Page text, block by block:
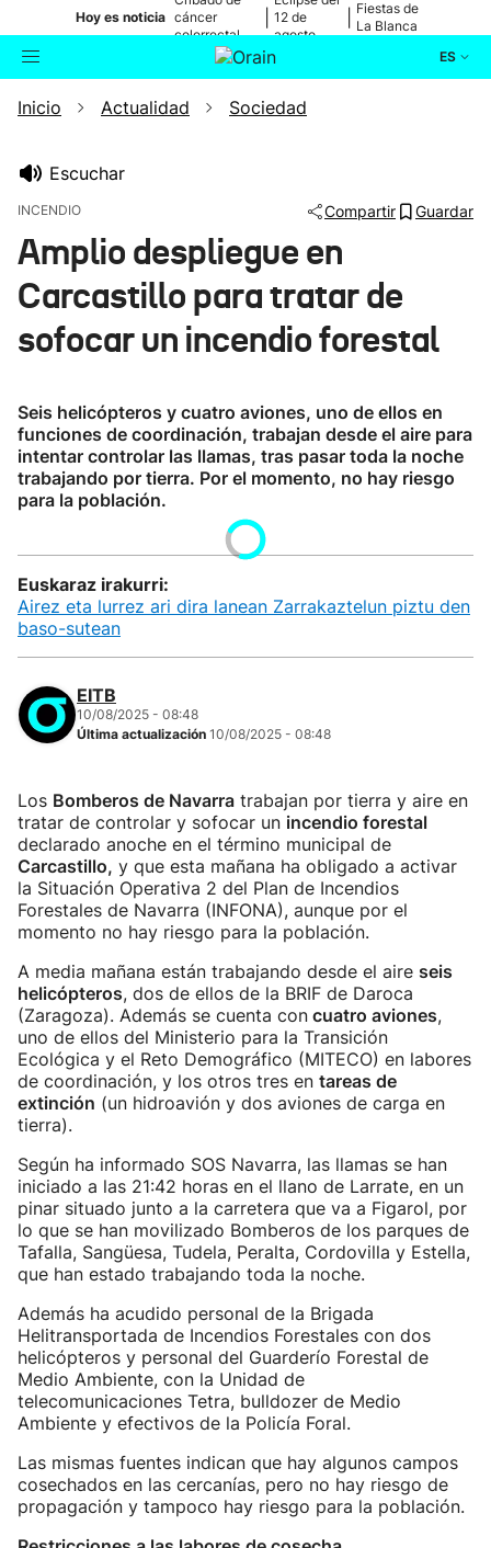
Hoy es noticia cáncer
colorrectal
12 de
agosto
Fiestas de
La Blanca
ES
Buscador Actualidad
Ikusmiran
Eguraldia
Inicio Actualidad Sociedad
Escuchar
INCENDIO Compartir Guardar
Amplio despliegue en
Carcastillo para tratar de
sofocar un incendio forestal
Seis helicópteros y cuatro aviones, uno de ellos en
funciones de coordinación, trabajan desde el aire para
intentar controlar las llamas, tras pasar toda la noche
trabajando por tierra. Por el momento, no hay riesgo
para la población.
Euskaraz irakurri:
Airez eta lurrez ari dira lanean Zarrakaztelun piztu den
baso-sutean
EITB
10/08/2025 - 08:48
Última actualización 10/08/2025 - 08:48
Los Bomberos de Navarra trabajan por tierra y aire en
tratar de controlar y sofocar un incendio forestal
declarado anoche en el término municipal de
Carcastillo, y que esta mañana ha obligado a activar
la Situación Operativa 2 del Plan de Incendios
Forestales de Navarra (INFONA), aunque por el
momento no hay riesgo para la población.
A media mañana están trabajando desde el aire seis
helicópteros, dos de ellos de la BRIF de Daroca
(Zaragoza). Además se cuenta con cuatro aviones,
uno de ellos del Ministerio para la Transición
Ecológica y el Reto Demográfico (MITECO) en labores
de coordinación, y los otros tres en tareas de
extinción (un hidroavión y dos aviones de carga en
tierra).
Según ha informado SOS Navarra, las llamas se han
iniciado a las 21:42 horas en el llano de Larrate, en un
pinar situado junto a la carretera que va a Figarol, por
lo que se han movilizado Bomberos de los parques de
Tafalla, Sangüesa, Tudela, Peralta, Cordovilla y Estella,
que han estado trabajando toda la noche.
Además ha acudido personal de la Brigada
Helitransportada de Incendios Forestales con dos
helicópteros y personal del Guarderío Forestal de
Medio Ambiente, con la Unidad de
telecomunicaciones Tetra, bulldozer de Medio
Ambiente y efectivos de la Policía Foral.
Las mismas fuentes indican que hay algunos campos
cosechados en las cercanías, pero no hay riesgo de
propagación y tampoco hay riesgo para la población.